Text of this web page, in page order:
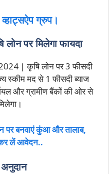
व्हाट्सऐप ग्रुप।
पर मिलेगा फायदा
| कृषि लोन पर 3 फीसदी
स्कीम मद से 1 फीसदी ब्याज
और ग्रामीण बैंकों की ओर से
पर बनवाएं कुंआ और तालाब,
लें आवेदन..